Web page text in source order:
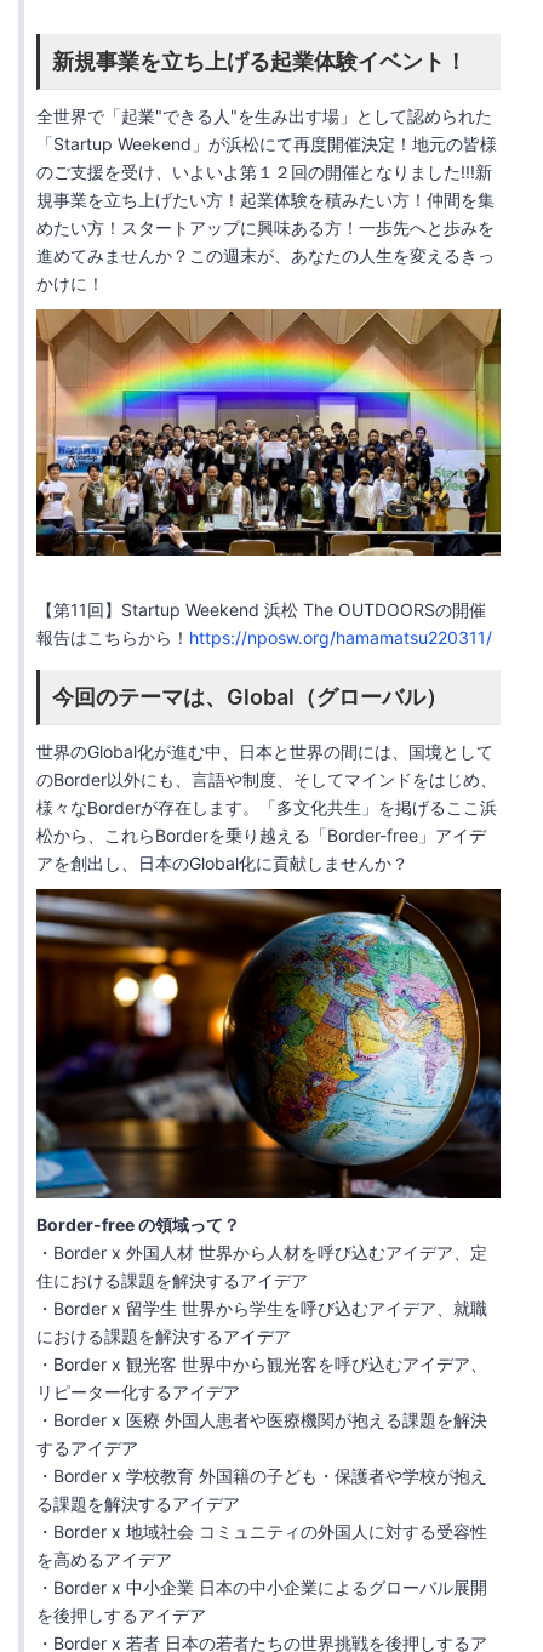
新規事業を立ち上げる起業体験イベント！
全世界で「起業"できる人"を生み出す場」として認められた
「Startup Weekend」が浜松にて再度開催決定！地元の皆様
のご支援を受け、いよいよ第１２回の開催となりました!!!新
規事業を立ち上げたい方！起業体験を積みたい方！仲間を集
めたい方！スタートアップに興味ある方！一歩先へと歩みを
進めてみませんか？この週末が、あなたの人生を変えるきっ
かけに！
【第11回】Startup Weekend 浜松 The OUTDOORSの開催
報告はこちらから！ https://nposw.org/hamamatsu220311/
今回のテーマは、Global（グローバル）
世界のGlobal化が進む中、日本と世界の間には、国境として
のBorder以外にも、言語や制度、そしてマインドをはじめ、
様々なBorderが存在します。「多文化共生」を掲げるここ浜
松から、これらBorderを乗り越える「Border-free」アイデ
アを創出し、日本のGlobal化に貢献しませんか？
Border-free の領域って？
・Border x 外国人材 世界から人材を呼び込むアイデア、定
住における課題を解決するアイデア
・Border x 留学生 世界から学生を呼び込むアイデア、就職
における課題を解決するアイデア
・Border x 観光客 世界中から観光客を呼び込むアイデア、
リピーター化するアイデア
・Border x 医療 外国人患者や医療機関が抱える課題を解決
するアイデア
・Border x 学校教育 外国籍の子ども・保護者や学校が抱え
る課題を解決するアイデア
・Border x 地域社会 コミュニティの外国人に対する受容性
を高めるアイデア
・Border x 中小企業 日本の中小企業によるグローバル展開
を後押しするアイデア
・Border x 若者 日本の若者たちの世界挑戦を後押しするア